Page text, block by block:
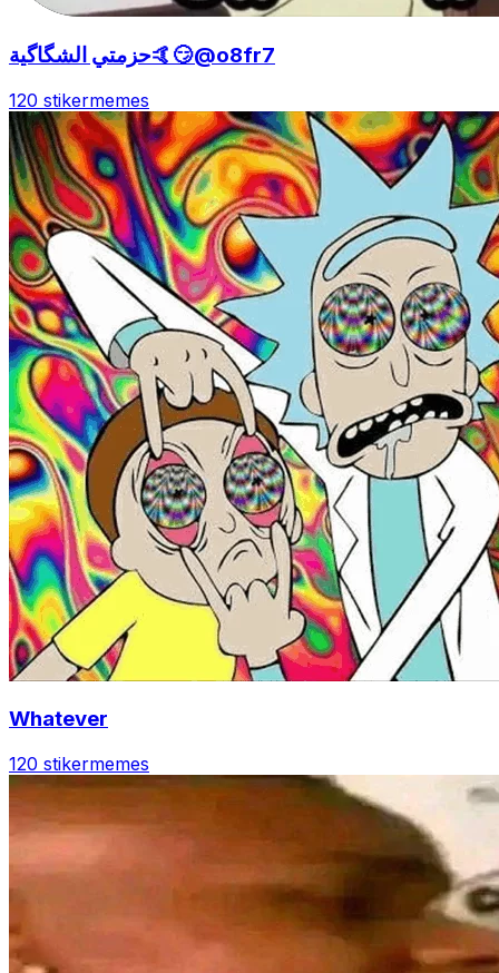
حزمتي الشگاگية🤙😏@o8fr7
120 stikermemes
Whatever
120 stikermemes